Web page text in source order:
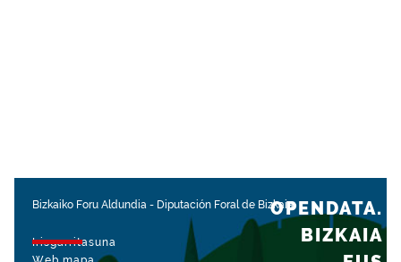
Bizkaiko Foru Aldundia - Diputación Foral de Bizkaia
Irisgarritasuna
OPENDATA.
BIZKAIA